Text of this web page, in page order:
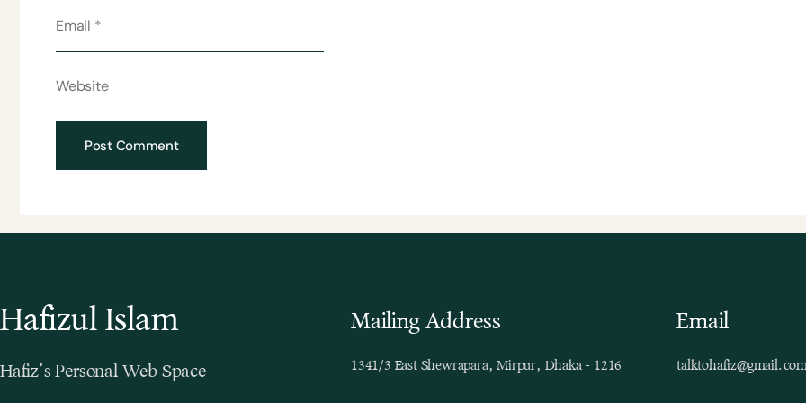
Hafizul Islam
Hafiz’s Personal Web Space
Mailing Address
1341/3 East Shewrapara, Mirpur, Dhaka - 1216
Email